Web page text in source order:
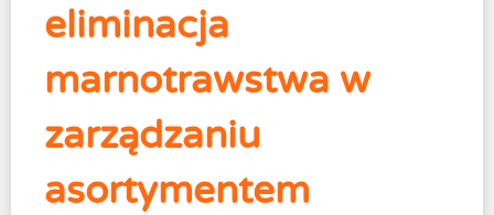
eliminacja
marnotrawstwa w
zarządzaniu
asortymentem